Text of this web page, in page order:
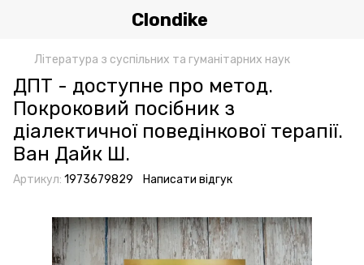
Clondike
Література з суспільних та гуманітарних наук
ДПТ - доступне про метод.
Покроковий посібник з
діалектичної поведінкової терапії.
Ван Дайк Ш.
Артикул: 1973679829 Написати відгук